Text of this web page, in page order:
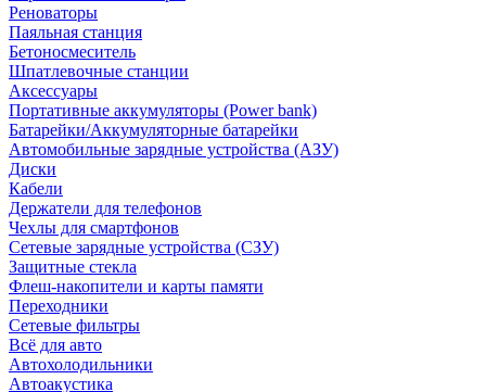
Реноваторы
Паяльная станция
Бетоносмеситель
Шпатлевочные станции
Аксессуары
Портативные аккумуляторы (Power bank)
Батарейки/Аккумуляторные батарейки
Автомобильные зарядные устройства (АЗУ)
Диски
Кабели
Держатели для телефонов
Чехлы для смартфонов
Сетевые зарядные устройства (СЗУ)
Защитные стекла
Флеш-накопители и карты памяти
Переходники
Сетевые фильтры
Всё для авто
Автохолодильники
Автоакустика